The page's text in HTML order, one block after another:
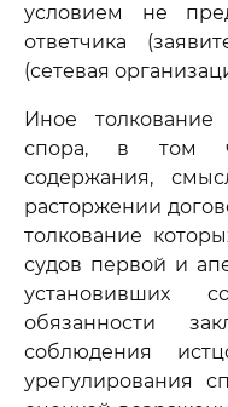
условием не
ответчика
(сетевая
Иное толкование
спора, в том
содержания,
расторжении
толкование
судов первой и
установивших
обязанности
соблюдения
урегулирования